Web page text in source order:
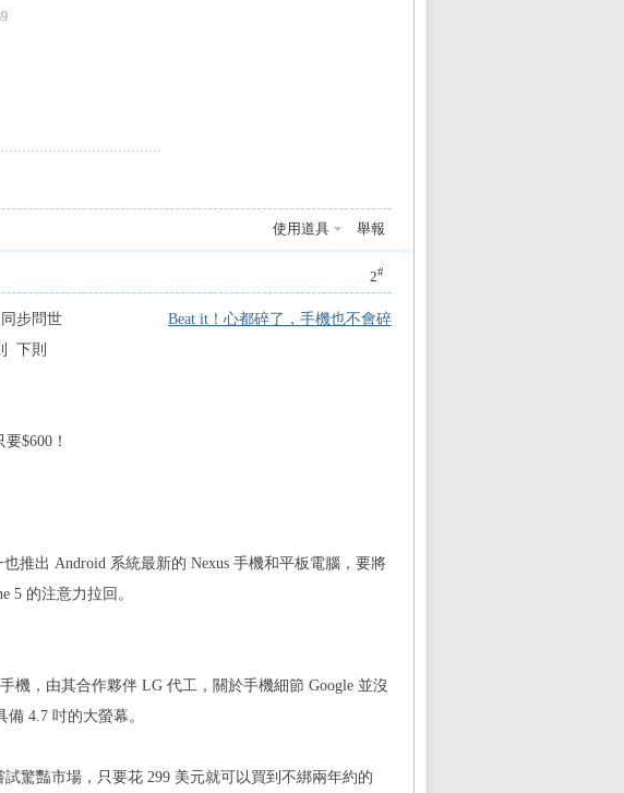
使用道具 舉報
2#
Beat it！心都碎了，手機也不會碎
步問世
下則
$600！
推出 Android 系統最新的 Nexus 手機和平板電腦，要將
5 的注意力拉回。
機，由其合作夥伴 LG 代工，關於手機細節 Google 並沒
4.7 吋的大螢幕。
驚豔市場，只要花 299 美元就可以買到不綁兩年約的